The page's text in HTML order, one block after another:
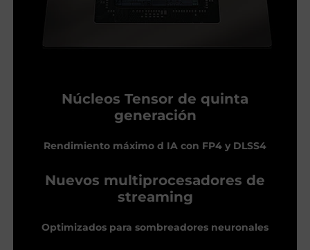
Núcleos Tensor de quinta
generación
Rendimiento máximo d IA con FP4 y DLSS4
Nuevos multiprocesadores de
streaming
Optimizados para sombreadores neuronales